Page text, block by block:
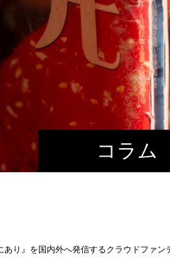
コラム
り』を国内外へ発信するクラウドファン